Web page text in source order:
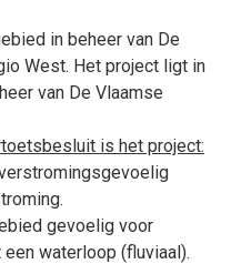
in beheer van De
West. Het project ligt in
van De Vlaamse
is het project:
gevoelig voor
waterloop (fluviaal).